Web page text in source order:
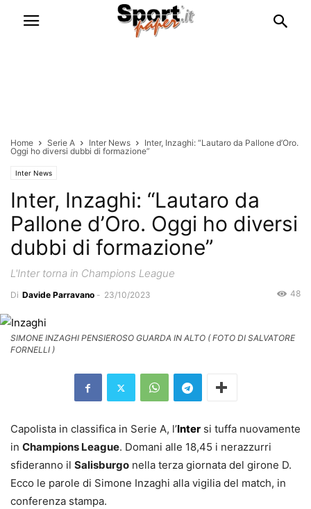
Home Serie A Inter News
Inter, Inzaghi: “Lautaro da Pallone d’Oro.
Oggi ho diversi dubbi di formazione”
Inter News
Inter, Inzaghi: “Lautaro da
Pallone d’Oro. Oggi ho diversi
dubbi di formazione”
L'Inter torna in Champions League
Di Davide Parravano - 23/10/2023 48
SIMONE INZAGHI PENSIEROSO GUARDA IN ALTO ( FOTO DI SALVATORE
FORNELLI )
Capolista in classifica in Serie A, l’Inter si tuffa nuovamente
in Champions League. Domani alle 18,45 i nerazzurri
sfideranno il Salisburgo nella terza giornata del girone D.
Ecco le parole di Simone Inzaghi alla vigilia del match, in
conferenza stampa.